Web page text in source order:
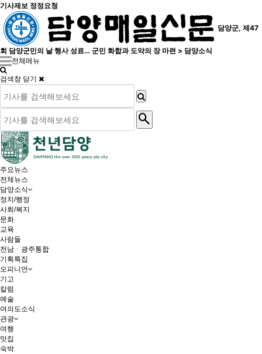
기사제보 정정요청
담양군, 제47
회 담양군민의 날 행사 성료… 군민 화합과 도약의 장 마련 > 담양소식
전체메뉴
검색창 닫기
search
주요뉴스
전체뉴스
담양소식
정치/행정
사회/복지
문화
교육
사람들
전남ㆍ광주통합
기획특집
오피니언
기고
칼럼
예술
여의도소식
관광
여행
맛집
숙박